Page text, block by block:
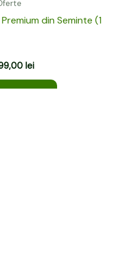
din Seminte (1
lei